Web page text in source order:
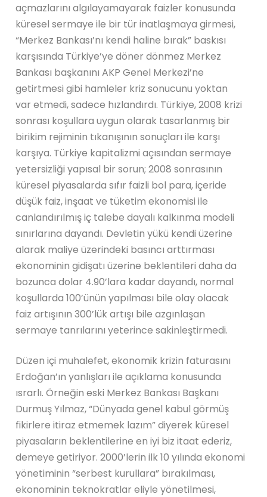
açmazlarını algılayamayarak faizler konusunda
küresel sermaye ile bir tür inatlaşmaya girmesi,
“Merkez Bankası’nı kendi haline bırak” baskısı
karşısında Türkiye’ye döner dönmez Merkez
Bankası başkanını AKP Genel Merkezi’ne
getirtmesi gibi hamleler kriz sonucunu yoktan
var etmedi, sadece hızlandırdı. Türkiye, 2008 krizi
sonrası koşullara uygun olarak tasarlanmış bir
birikim rejiminin tıkanışının sonuçları ile karşı
karşıya. Türkiye kapitalizmi açısından sermaye
yetersizliği yapısal bir sorun; 2008 sonrasının
küresel piyasalarda sıfır faizli bol para, içeride
düşük faiz, inşaat ve tüketim ekonomisi ile
canlandırılmış iç talebe dayalı kalkınma modeli
sınırlarına dayandı. Devletin yükü kendi üzerine
alarak maliye üzerindeki basıncı arttırması
ekonominin gidişatı üzerine beklentileri daha da
bozunca dolar 4.90’lara kadar dayandı, normal
koşullarda 100’ünün yapılması bile olay olacak
faiz artışının 300’lük artışı bile azgınlaşan
sermaye tanrılarını yeterince sakinleştirmedi.
Düzen içi muhalefet, ekonomik krizin faturasını
Erdoğan’ın yanlışları ile açıklama konusunda
ısrarlı. Örneğin eski Merkez Bankası Başkanı
Durmuş Yılmaz, “Dünyada genel kabul görmüş
fikirlere itiraz etmemek lazım” diyerek küresel
piyasaların beklentilerine en iyi biz itaat ederiz,
demeye getiriyor. 2000’lerin ilk 10 yılında ekonomi
yönetiminin “serbest kurullara” bırakılması,
ekonominin teknokratlar eliyle yönetilmesi,